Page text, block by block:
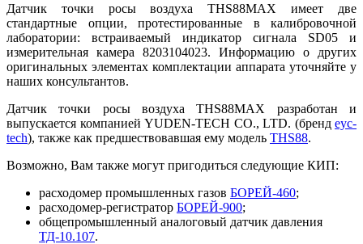
Датчик точки росы воздуха THS88MAX имеет две
стандартные опции, протестированные в калибровочной
лаборатории: встраиваемый индикатор сигнала SD05 и
измерительная камера 8203104023. Информацию о других
оригинальных элементах комплектации аппарата уточняйте у
наших консультантов.
Датчик точки росы воздуха THS88MAX разработан и
выпускается компанией YUDEN-TECH CO., LTD. (бренд eyc-
tech), также как предшествовавшая ему модель THS88.
Возможно, Вам также могут пригодиться следующие КИП:
расходомер промышленных газов БОРЕЙ-460;
расходомер-регистратор БОРЕЙ-900;
общепромышленный аналоговый датчик давления
ТД-10.107.